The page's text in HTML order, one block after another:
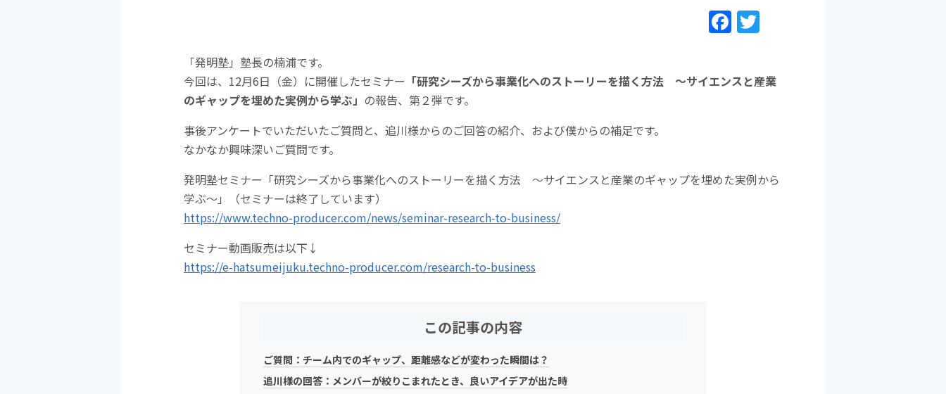
F
a
e
k
er
「発明塾」塾長の楠浦です。
今回は、12月6日（金）に開催したセミナー 「研究シーズから事業化へのストーリーを描く方法 ～サイエンスと産業
のギャップを埋めた実例から学ぶ」 の報告、第２弾です。
事後アンケートでいただいたご質問と、追川様からのご回答の紹介、および僕からの補足です。
なかなか興味深いご質問です。
発明塾セミナー「研究シーズから事業化へのストーリーを描く方法 ～サイエンスと産業のギャップを埋めた実例から
学ぶ～」（セミナーは終了しています）
https://www.techno-producer.com/news/seminar-research-to-business/
セミナー動画販売は以下↓
https://e-hatsumeijuku.techno-producer.com/research-to-business
この記事の内容
ご質問：チーム内でのギャップ、距離感などが変わった瞬間は？
追川様の回答：メンバーが絞りこまれたとき、良いアイデアが出た時